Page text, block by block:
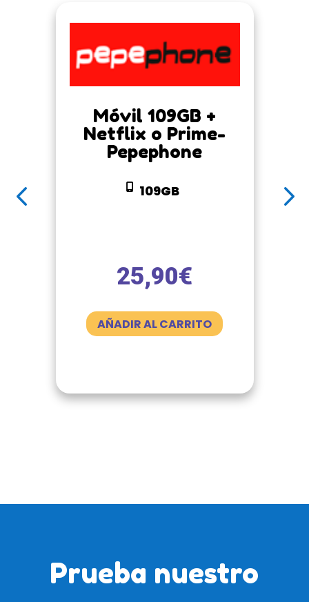
Móvil 109GB +
Netflix o Prime-
Pepephone
109GB
25,90€
AÑADIR AL CARRITO
Prueba nuestro